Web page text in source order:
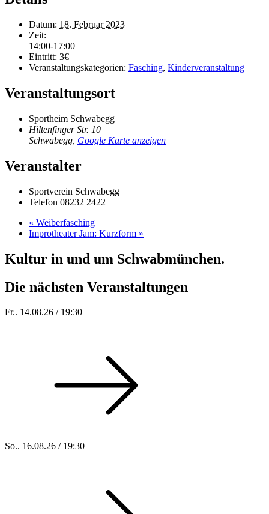
Datum: 18. Februar 2023
Zeit:
14:00-17:00
Eintritt: 3€
Veranstaltungskategorien: Fasching, Kinderveranstaltung
Veranstaltungsort
Sportheim Schwabegg
Hiltenfinger Str. 10
Schwabegg Google Karte anzeigen
Veranstalter
Sportverein Schwabegg
Telefon 08232 2422
« Weiberfasching
Improtheater Jam: Kurzform »
Kultur in und um Schwabmünchen.
Die nächsten Veranstaltungen
Fr.. 14.08.26 / 19:30
So.. 16.08.26 / 19:30